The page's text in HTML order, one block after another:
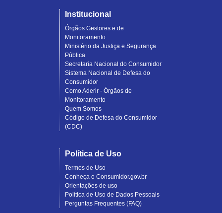
Institucional
Órgãos Gestores e de
Monitoramento
Ministério da Justiça e Segurança
Pública
Secretaria Nacional do Consumidor
Sistema Nacional de Defesa do
Consumidor
Como Aderir - Órgãos de
Monitoramento
Quem Somos
Código de Defesa do Consumidor
(CDC)
Política de Uso
Termos de Uso
Conheça o Consumidor.gov.br
Orientações de uso
Política de Uso de Dados Pessoais
Perguntas Frequentes (FAQ)